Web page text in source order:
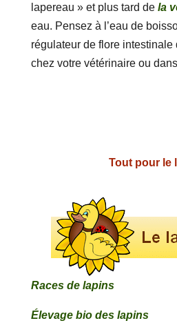
lapereau » et plus tard de la
eau. Pensez à l’eau de
régulateur de flore intestinale
chez votre vétérinaire ou
Tout pour le
Races de lapins
Élevage bio des lapins